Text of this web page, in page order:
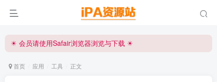
☀ 会员请使用Safair浏览器浏览与下载 ☀
☀ 会员请使用Safair浏览器浏览与下载 ☀
首页 应用 工具 正文